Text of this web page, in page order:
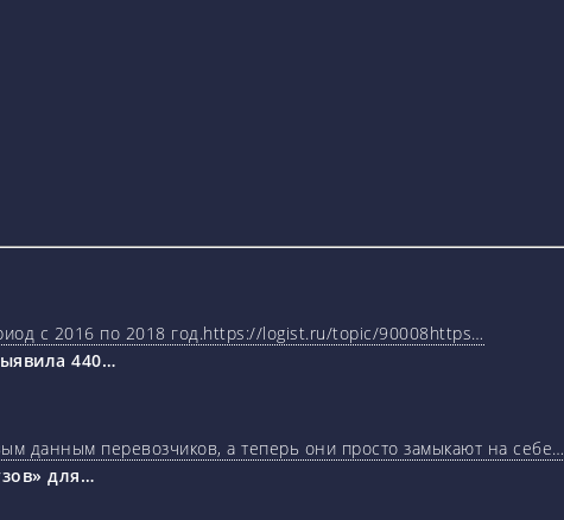
с 2016 по 2018 год.https://logist.ru/topic/90008https…
440…
данным перевозчиков, а теперь они просто замыкают на себе…
для…